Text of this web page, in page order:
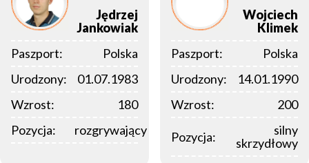
Jędrzej
Jankowiak
Paszport:
Polska
Urodzony:
01.07.1983
Wzrost:
180
Pozycja:
rozgrywający
Wojciech
Klimek
Paszport:
Polska
Urodzony:
14.01.1990
Wzrost:
200
Pozycja:
silny
skrzydłowy